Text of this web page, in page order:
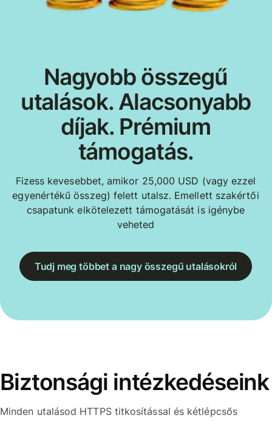
Nagyobb összegű
utalások. Alacsonyabb
díjak. Prémium
támogatás.
Fizess kevesebbet, amikor 25,000 USD (vagy ezzel
egyenértékű összeg) felett utalsz. Emellett szakértői
csapatunk elkötelezett támogatását is igénybe
veheted
Tudj meg többet a nagy összegű utalásokról
Biztonsági intézkedéseink
Minden utalásod HTTPS titkosítással és kétlépcsős